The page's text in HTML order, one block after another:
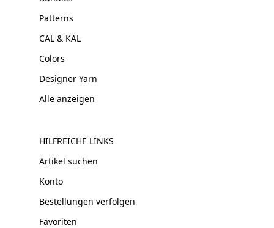
Patterns
CAL & KAL
Colors
Designer Yarn
Alle anzeigen
HILFREICHE LINKS
Artikel suchen
Konto
Bestellungen verfolgen
Favoriten